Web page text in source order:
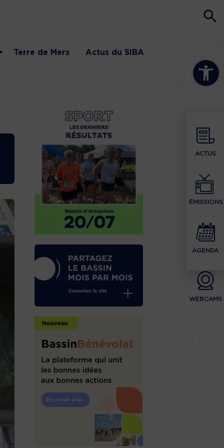
Ouvrir la
ACTUS
ÉMISSIONS
AGENDA
WEBCAMS
Terre de Mers Actus du SIBA